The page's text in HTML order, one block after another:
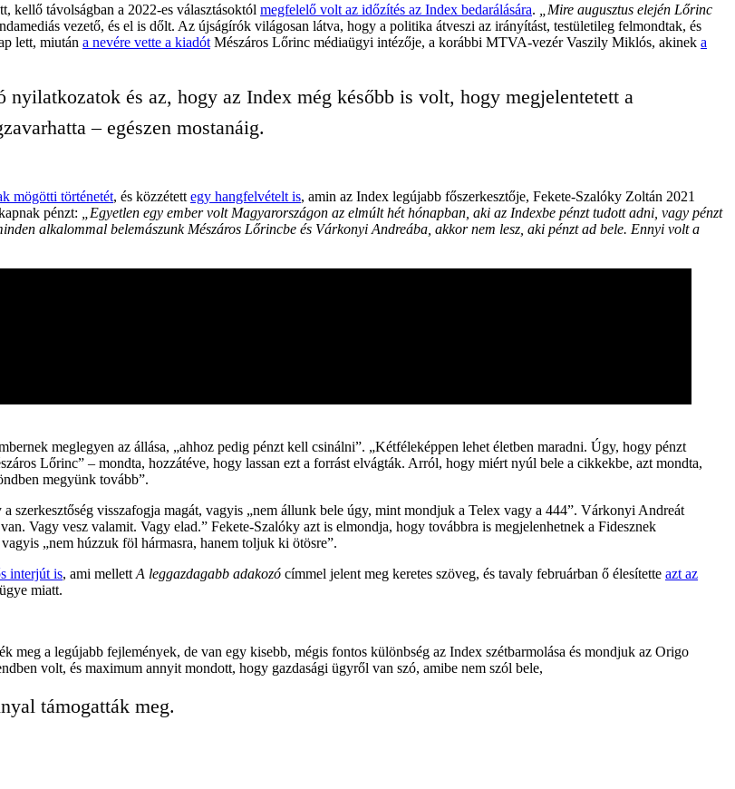
kellő távolságban a 2022-es választásoktól megfelelő volt az időzítés az Index bedarálására.
„Mire augusztus elején Lőrinc
vezető, és el is dőlt. Az újságírók világosan látva, hogy a politika átveszi az irányítást, testületileg felmondtak, és
lett, miután a nevére vette a kiadót Mészáros Lőrinc médiaügyi intézője, a korábbi MTVA-vezér Vaszily Miklós, akinek a
és az, hogy az Index még később is volt, hogy megjelentetett a
– egészen mostanáig.
mögötti történetét, és közzétett egy hangfelvételt is, amin az Index legújabb főszerkesztője, Fekete-Szalóky Zoltán 2021
pénzt:
„Egyetlen egy ember volt Magyarországon az elmúlt hét hónapban, aki az Indexbe pénzt tudott adni, vagy pénzt
alkalommal belemászunk Mészáros Lőrincbe és Várkonyi Andreába, akkor nem lesz, aki pénzt ad bele. Ennyi volt a
meglegyen az állása, „ahhoz pedig pénzt kell csinálni”. „Kétféleképpen lehet életben maradni. Úgy, hogy pénzt
Lőrinc” – mondta, hozzátéve, hogy lassan ezt a forrást elvágták. Arról, hogy miért nyúl bele a cikkekbe, azt mondta,
megyünk tovább”.
szerkesztőség visszafogja magát, vagyis „nem állunk bele úgy, mint mondjuk a Telex vagy a 444”. Várkonyi Andreát
Vagy vesz valamit. Vagy elad.” Fekete-Szalóky azt is elmondja, hogy továbbra is megjelenhetnek a Fidesznek
„nem húzzuk föl hármasra, hanem toljuk ki ötösre”.
interjút is, ami mellett A leggazdagabb adakozó címmel jelent meg keretes szöveg, és tavaly februárban ő élesítette azt az
miatt.
meg a legújabb fejlemények, de van egy kisebb, mégis fontos különbség az Index szétbarmolása és mondjuk az Origo
volt, és maximum annyit mondott, hogy gazdasági ügyről van szó, amibe nem szól bele,
támogatták meg.